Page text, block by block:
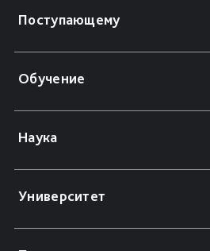
Поступающему
Обучение
Наука
Университет